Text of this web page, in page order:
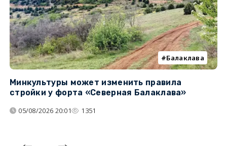
Балаклава
Минкультуры может изменить правила
стройки у форта «Северная Балаклава»
05/08/2026 20:01 1351